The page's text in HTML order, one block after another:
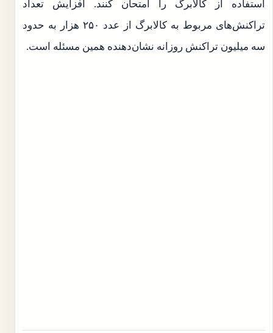
استفاده از کالابرگ را امتحان کنند. افزایش تعداد
تراکنش‌های مربوط به کالابرگ از عدد ۲۵۰ هزار به حدود
سه میلیون تراکنش روزانه نشان‌دهنده همین مسئله است.